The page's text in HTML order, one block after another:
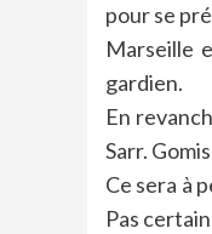
pour se
Marseille
gardien.
En
Sarr.
Ce sera à
Pas